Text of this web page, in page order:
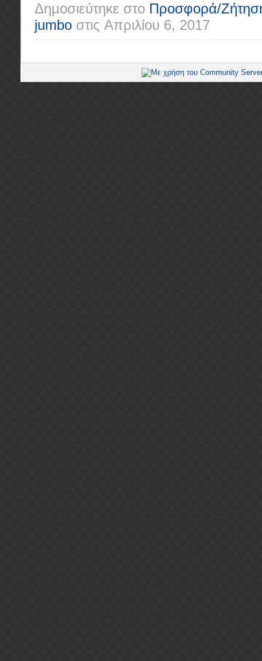
Δημοσιεύτηκε στο Προσφορά/
jumbo στις Απριλίου 6, 2017